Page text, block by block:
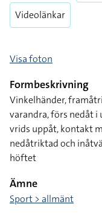
Videolänkar
Visa foton
Formbeskrivning
Vinkelhänder,
varandra, förs nedåt i
vrids uppåt, kontakt
nedåtriktad och
höftet
Ämne
Sport > allmänt